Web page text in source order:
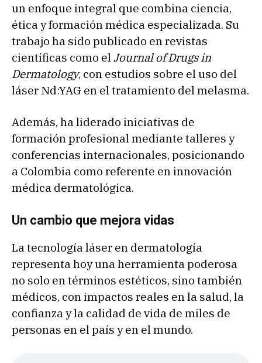
un enfoque integral que combina ciencia,
ética y formación médica especializada. Su
trabajo ha sido publicado en revistas
científicas como el Journal of Drugs in
Dermatology, con estudios sobre el uso del
láser Nd:YAG en el tratamiento del melasma.
Además, ha liderado iniciativas de
formación profesional mediante talleres y
conferencias internacionales, posicionando
a Colombia como referente en innovación
médica dermatológica.
Un cambio que mejora vidas
La tecnología láser en dermatología
representa hoy una herramienta poderosa
no solo en términos estéticos, sino también
médicos, con impactos reales en la salud, la
confianza y la calidad de vida de miles de
personas en el país y en el mundo.